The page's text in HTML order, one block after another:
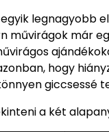
legnagyobb
művirágok már
hogy
giccsessé
a két